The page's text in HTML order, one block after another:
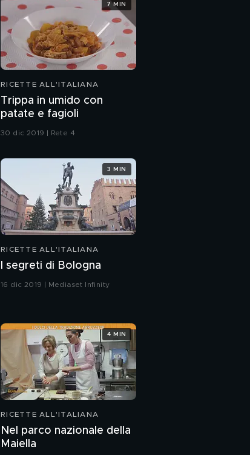
RICETTE ALL'ITALIANA
Trippa in umido con
patate e fagioli
30 dic 2019 | Rete 4
7 MIN
RICETTE ALL'ITALIANA
I segreti di Bologna
16 dic 2019 | Mediaset Infinity
3 MIN
RICETTE ALL'ITALIANA
Nel parco nazionale della
Maiella
4 MIN